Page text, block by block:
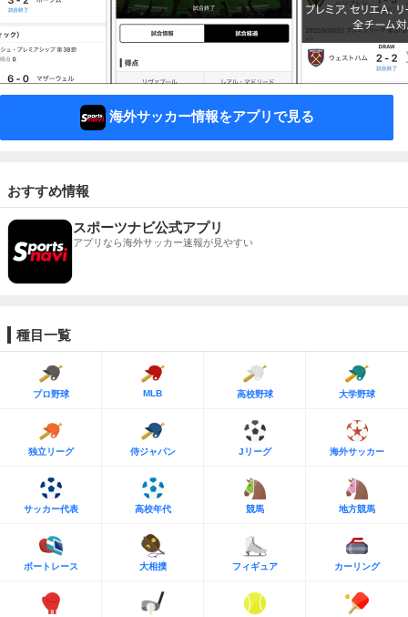
海外サッカー情報をアプリで見る
おすすめ情報
スポーツナビ公式アプリ
アプリなら海外サッカー速報が見やすい
種目一覧
プロ野球 MLB 高校野球 大学野球
独立リーグ 侍ジャパン Jリーグ 海外サッカー
サッカー代表 高校年代 競馬 地方競馬
ボートレース 大相撲 フィギュア カーリング